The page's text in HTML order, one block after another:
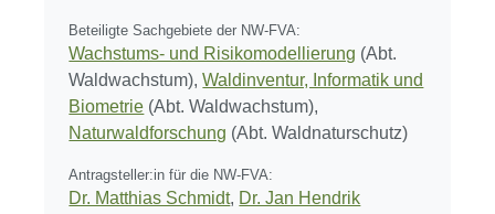
Beteiligte Sachgebiete der NW-FVA:
Wachstums- und Risikomodellierung (Abt.
Waldwachstum),Waldinventur, Informatik und
Biometrie (Abt. Waldwachstum),
Naturwaldforschung (Abt. Waldnaturschutz)
Antragsteller:in für die NW-FVA:
Dr. Matthias Schmidt, Dr. Jan Hendrik